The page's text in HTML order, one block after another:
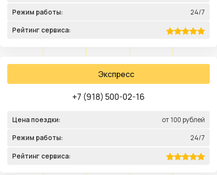
Режим работы: 24/7
Рейтинг сервиса:
Экспресс
+7 (918) 500-02-16
Цена поездки: от 100 рублей
Режим работы: 24/7
Рейтинг сервиса: